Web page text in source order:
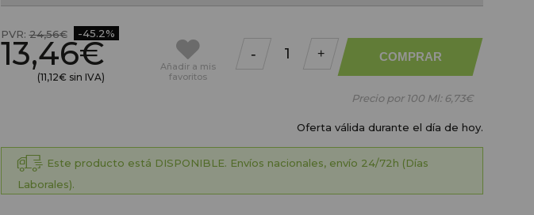
PVR:24,56€ -45.2%
13,46€
(11,12€ sin IVA)
Añadira mis
favoritos
- + COMPRAR
Precio por 100 Ml: 6,73€
Oferta válida durante el día de hoy.
Este producto está DISPONIBLE. Envíos nacionales, envío 24/72h (Días
Laborales).